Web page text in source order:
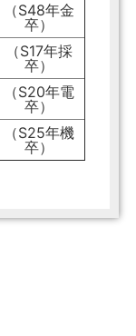
（S48年金
卒）
（S17年採
卒）
（S20年電
卒）
（S25年機
卒）